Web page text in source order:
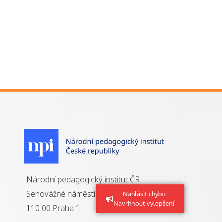
Nahlásit chybu
Navrhnout vylepšení
Národní pedagogický institut ČR
Senovážné náměstí 25
110 00 Praha 1